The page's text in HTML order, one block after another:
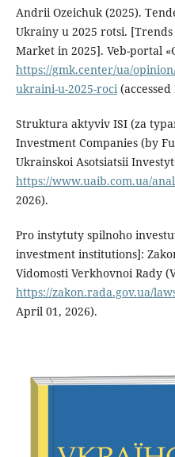
Andrii Ozeichuk (2025).
Ukrainy u 2025 rotsi.
Market in 2025]. Veb-portal
https://gmk.center/ua/
ukraini-u-2025-roci
Struktura aktyviv ISI (za
Investment Companies (by
Ukrainskoi Asotsiatsii
https://www.uaib.com.ua/
2026).
Pro instytuty spilnoho
investment institutions]:
Vidomosti Verkhovnoi Rady
https://zakon.rada.gov.ua/
April 01, 2026).